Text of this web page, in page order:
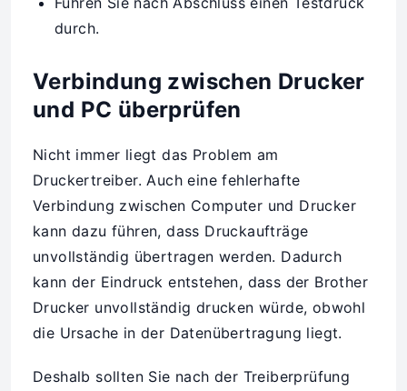
durch.
Verbindung zwischen Drucker
und PC überprüfen
Nicht immer liegt das Problem am
Druckertreiber. Auch eine fehlerhafte
Verbindung zwischen Computer und Drucker
kann dazu führen, dass Druckaufträge
unvollständig übertragen werden. Dadurch
kann der Eindruck entstehen, dass der Brother
Drucker unvollständig drucken würde, obwohl
die Ursache in der Datenübertragung liegt.
Deshalb sollten Sie nach der Treiberprüfung